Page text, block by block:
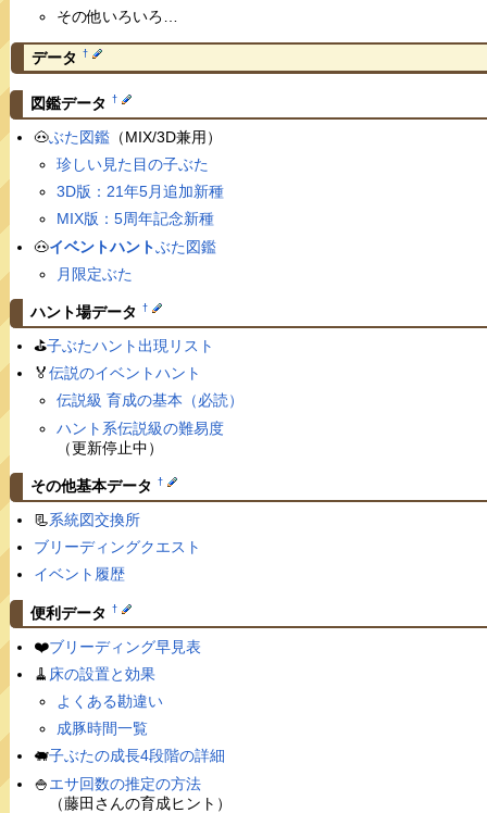
その他いろいろ…
データ †
図鑑データ †
🐽ぶた図鑑（MIX/3D兼用）
珍しい見た目の子ぶた
3D版：21年5月追加新種
MIX版：5周年記念新種
🐽イベントハントぶた図鑑
月限定ぶた
ハント場データ †
⛳️子ぶたハント出現リスト
🏅伝説のイベントハント
伝説級 育成の基本（必読）
ハント系伝説級の難易度
（更新停止中）
その他基本データ †
📃系統図交換所
ブリーディングクエスト
イベント履歴
便利データ †
❤️ブリーディング早見表
🧹 床の設置と効果
よくある勘違い
成豚時間一覧
🐖子ぶたの成長4段階の詳細
🍚エサ回数の推定の方法
（藤田さんの育成ヒント）